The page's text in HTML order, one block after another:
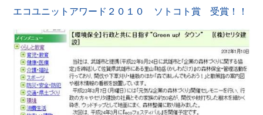
エコユニットアワード２０１０ ソトコト賞 受賞！！